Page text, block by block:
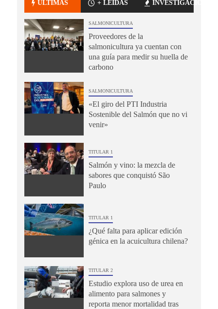
ÚLTIMAS + LEÍDAS INVESTIGACIÓN
SALMONICULTURA
Proveedores de la
salmonicultura ya cuentan con
una guía para medir su huella de
carbono
SALMONICULTURA
«El giro del PTI Industria
Sostenible del Salmón que no vi
venir»
TITULAR 1
Salmón y vino: la mezcla de
sabores que conquistó São
Paulo
TITULAR 1
¿Qué falta para aplicar edición
génica en la acuicultura chilena?
TITULAR 2
Estudio explora uso de urea en
alimento para salmones y
reporta menor mortalidad tras